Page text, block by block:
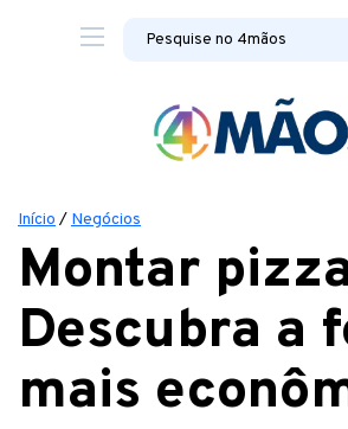
Início / Negócios
Montar
Descubra a
mais